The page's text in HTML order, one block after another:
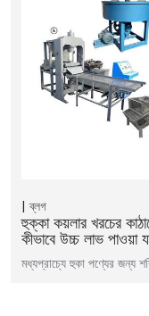
ব্লগ
হুক্কা কয়লার খরচের
কীভাবে উচ্চ লাভ পাওয়া
মধ্যপ্রাচ্যে হুকা পণ্যের জন্য